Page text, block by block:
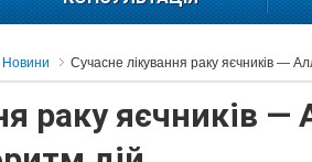
Новини Сучасне лікування раку яєчників —
раку яєчників